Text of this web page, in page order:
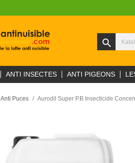
search
ANTI INSECTES ANTI PIGEONS
Anti Puces Aurodil Super P.B Insecticide